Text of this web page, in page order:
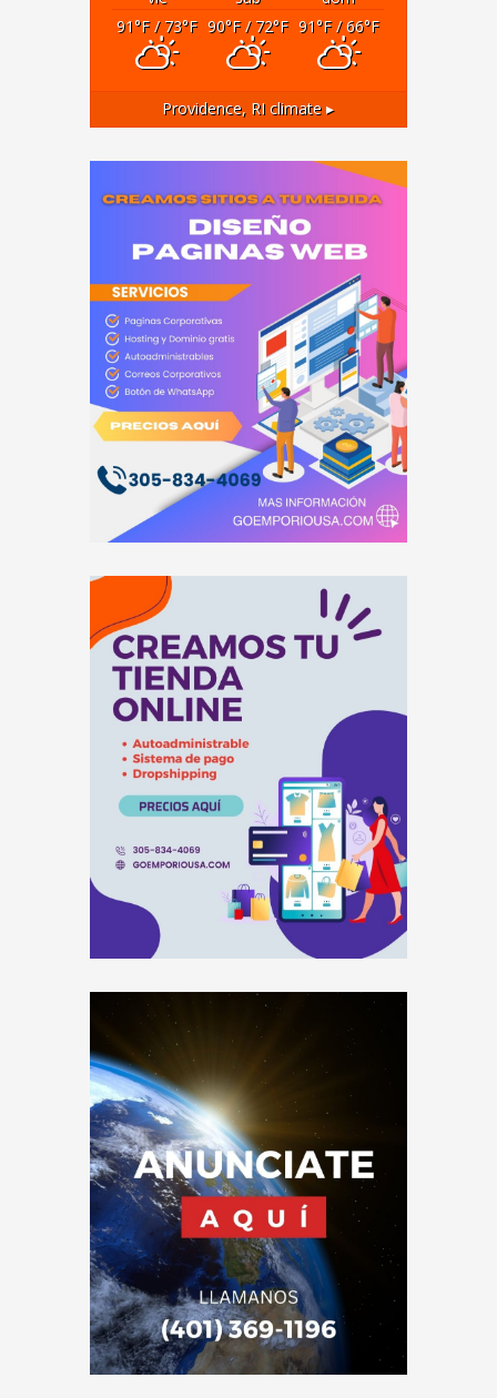
91°F/ 73°F 90°F/ 72°F 91°F/ 66°F
Providence, RI climate ▸